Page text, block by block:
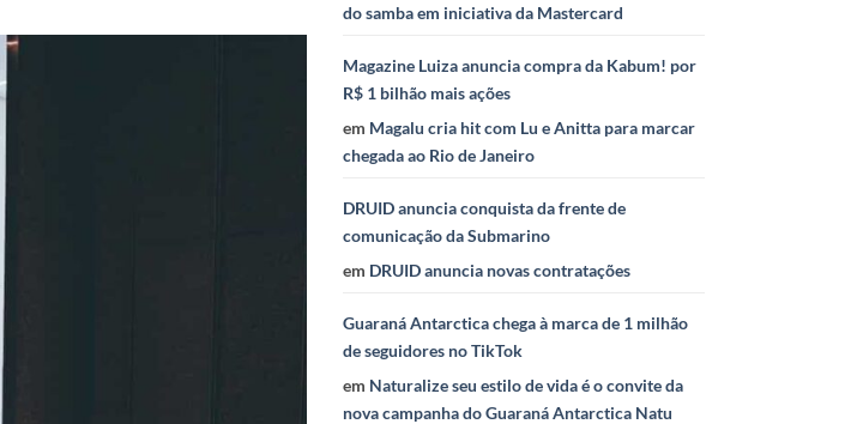
do samba em iniciativa da Mastercard
Magazine Luiza anuncia compra da Kabum! por
R$ 1 bilhão mais ações
em Magalu cria hit com Lu e Anitta para marcar
chegada ao Rio de Janeiro
DRUID anuncia conquista da frente de
comunicação da Submarino
em DRUID anuncia novas contratações
Guaraná Antarctica chega à marca de 1 milhão
de seguidores no TikTok
em Naturalize seu estilo de vida é o convite da
nova campanha do Guaraná Antarctica Natu